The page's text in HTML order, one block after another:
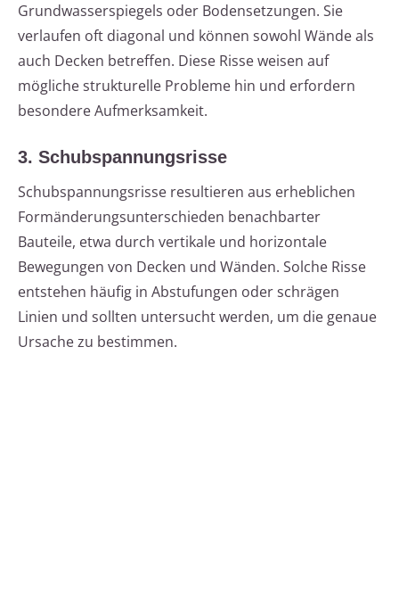
Grundwasserspiegels oder Bodensetzungen. Sie
verlaufen oft diagonal und können sowohl Wände als
auch Decken betreffen. Diese Risse weisen auf
mögliche strukturelle Probleme hin und erfordern
besondere Aufmerksamkeit.
3. Schubspannungsrisse
Schubspannungsrisse resultieren aus erheblichen
Formänderungsunterschieden benachbarter
Bauteile, etwa durch vertikale und horizontale
Bewegungen von Decken und Wänden. Solche Risse
entstehen häufig in Abstufungen oder schrägen
Linien und sollten untersucht werden, um die genaue
Ursache zu bestimmen.